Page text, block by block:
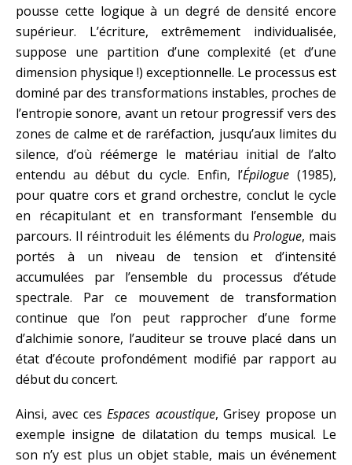
pousse cette logique à un degré de densité encore
supérieur. L’écriture, extrêmement individualisée,
suppose une partition d’une complexité (et d’une
dimension physique !) exceptionnelle. Le processus est
dominé par des transformations instables, proches de
l’entropie sonore, avant un retour progressif vers des
zones de calme et de raréfaction, jusqu’aux limites du
silence, d’où réémerge le matériau initial de l’alto
entendu au début du cycle. Enfin, l’Épilogue (1985),
pour quatre cors et grand orchestre, conclut le cycle
en récapitulant et en transformant l’ensemble du
parcours. Il réintroduit les éléments du Prologue, mais
portés à un niveau de tension et d’intensité
accumulées par l’ensemble du processus d’étude
spectrale. Par ce mouvement de transformation
continue que l’on peut rapprocher d’une forme
d’alchimie sonore, l’auditeur se trouve placé dans un
état d’écoute profondément modifié par rapport au
début du concert.
Ainsi, avec cesEspaces acoustique, Grisey propose un
exemple insigne de dilatation du temps musical. Le
son n’y est plus un objet stable, mais un événement